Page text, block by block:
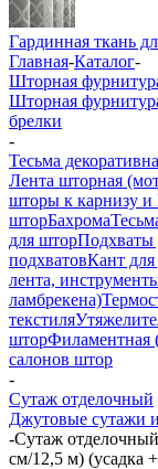
Гардинная ткань
Главная-Каталог-
Шторная
Шторная
брелки
-
Тесьма
Лента шторная
шторы к карнизу и
шторБахрома
для шторПодхваты
подхватовКант
лента,
ламбрекена)
текстиля
шторФиламентная
салонов штор
-
Сутаж отделочный
Джутовые сутажи
-Сутаж
см/12,5 м) (усадка